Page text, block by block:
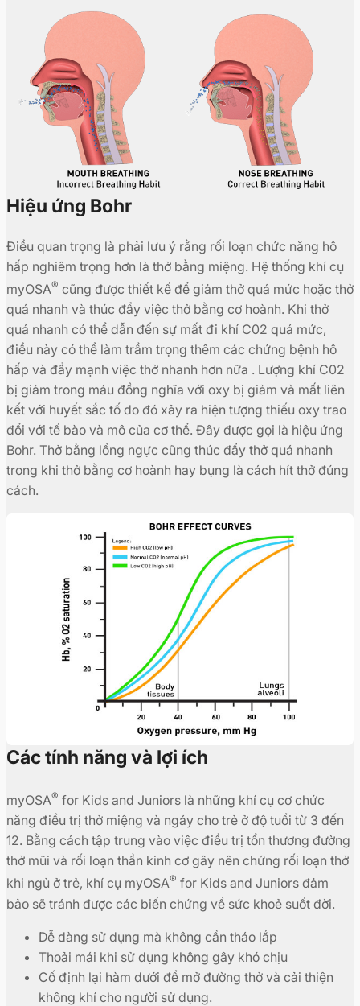
Hiệu ứng Bohr
Điều quan trọng là phải lưu ý rằng rối loạn chức năng hô
hấp nghiêm trọng hơn là thở bằng miệng. Hệ thống khí cụ
myOSA® cũng được thiết kế để giảm thở quá mức hoặc thở
quá nhanh và thúc đẩy việc thở bằng cơ hoành. Khi thở
quá nhanh có thể dẫn đến sự mất đi khí C02 quá mức,
điều này có thể làm trầm trọng thêm các chứng bệnh hô
hấp và đẩy mạnh việc thở nhanh hơn nữa . Lượng khí C02
bị giảm trong máu đồng nghĩa với oxy bị giảm và mất liên
kết với huyết sắc tố do đó xảy ra hiện tượng thiếu oxy trao
đổi với tế bào và mô của cơ thể. Đây được gọi là hiệu ứng
Bohr. Thở bằng lồng ngực cũng thúc đẩy thở quá nhanh
trong khi thở bằng cơ hoành hay bụng là cách hít thở đúng
cách.
Các tính năng và lợi ích
myOSA® for Kids and Juniors là những khí cụ cơ chức
năng điều trị thở miệng và ngáy cho trẻ ở độ tuổi từ 3 đến
12. Bằng cách tập trung vào việc điều trị tổn thương đường
thở mũi và rối loạn thần kinh cơ gây nên chứng rối loạn thở
khi ngủ ở trẻ, khí cụ myOSA® for Kids and Juniors đảm
bảo sẽ tránh được các biến chứng về sức khoẻ suốt đời.
Dễ dàng sử dụng mà không cần tháo lắp
Thoải mái khi sử dụng không gây khó chịu
Cố định lại hàm dưới để mở đường thở và cải thiện
không khí cho người sử dụng.